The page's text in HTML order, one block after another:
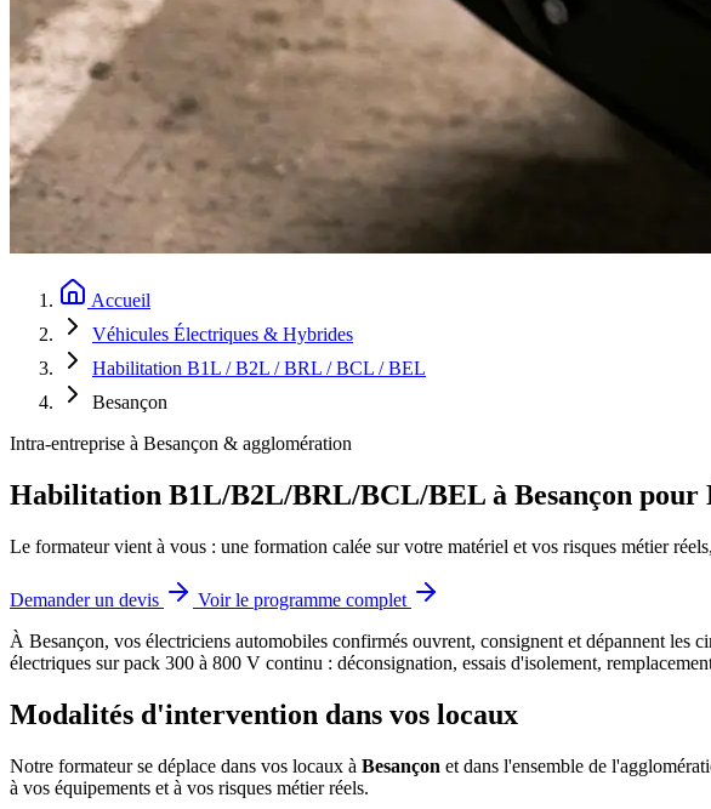
Accueil
Véhicules Électriques & Hybrides
Habilitation B1L / B2L / BRL / BCL / BEL
Besançon
Intra-entreprise à Besançon & agglomération
Habilitation B1L/B2L/BRL/BCL/BEL à Besançon pour
Le formateur vient à vous : une formation calée sur votre matériel et vos risques métier
Demander un devis
Voir le programme complet
À Besançon, vos électriciens automobiles confirmés ouvrent, consignent et dépannent les
électriques sur pack 300 à 800 V continu : déconsignation, essais d'isolement,
Modalités d'intervention dans vos locaux
Notre formateur se déplace dans vos locaux à Besançon et dans l'ensemble de
à vos équipements et à vos risques métier réels.